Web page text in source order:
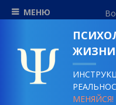
МЕНЮ
ЖИЗНИ
МЕНЯЙСЯ!